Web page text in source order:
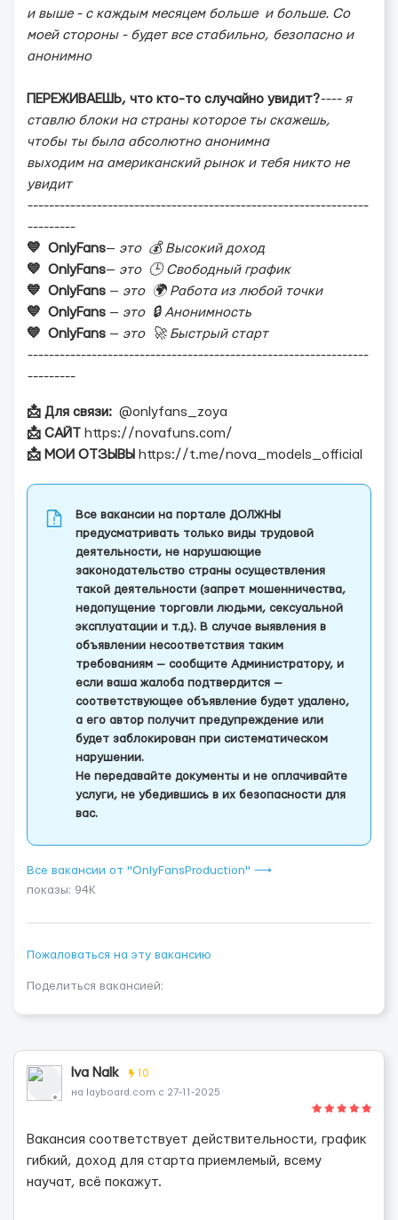
и выше - с каждым месяцем больше и больше. Со
моей стороны - будет все стабильно, безопасно и
анонимно
ПЕРЕЖИВАЕШЬ, что кто-то случайно увидит?---- я
ставлю блоки на страны которое ты скажешь,
чтобы ты была абсолютно анонимна
выходим на американский рынок и тебя никто не
увидит
----------------------------------------------------------------
---------
💙 OnlyFans— это 💰 Высокий доход
💙 OnlyFans— это 🕒 Свободный график
💙 OnlyFans — это 🌍 Работа из любой точки
💙 OnlyFans — это 🔒 Анонимность
💙 OnlyFans — это 🚀 Быстрый старт
----------------------------------------------------------------
---------
📩 Для связи: @onlyfans_zoya
📩 САЙТ
https://novafuns.com/
📩 МОИ ОТЗЫВЫ https://t.me/nova_models_official
Все вакансии на портале ДОЛЖНЫ
предусматривать только виды трудовой
деятельности, не нарушающие
законодательство страны осуществления
такой деятельности (запрет мошенничества,
недопущение торговли людьми, сексуальной
эксплуатации и т.д.). В случае выявления в
объявлении несоответствия таким
требованиям — сообщите Администратору, и
если ваша жалоба подтвердится —
соответствующее объявление будет удалено,
а его автор получит предупреждение или
будет заблокирован при систематическом
нарушении.
Не передавайте документы и не оплачивайте
услуги, не убедившись в их безопасности для
вас.
Все вакансии от "OnlyFansProduction" ⟶
показы: 94K
Пожаловаться на эту вакансию
Поделиться вакансией:
Iva Nalk 10
на layboard.com с 27-11-2025
Вакансия соответствует действительности, график
гибкий, доход для старта приемлемый, всему
научат, всё покажут.